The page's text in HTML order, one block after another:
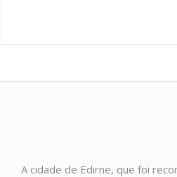
A cidade de Edirne, que foi